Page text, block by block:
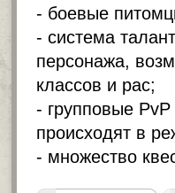
- боевые
- система
персонажа,
классов и рас;
- групповые
происходят в
- множество